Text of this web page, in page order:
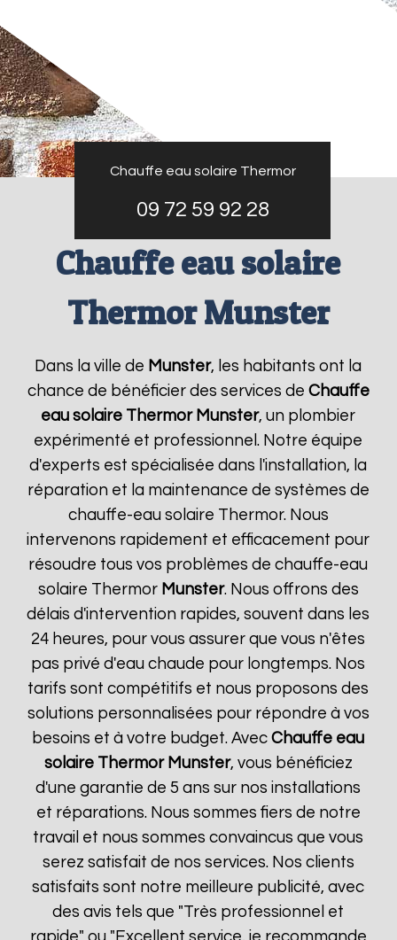
Chauffe eau solaire Thermor
09 72 59 92 28
Chauffe eau solaire
Thermor Munster
Dans la ville de Munster, les habitants ont la
chance de bénéficier des services de Chauffe
eau solaire Thermor Munster, un plombier
expérimenté et professionnel. Notre équipe
d'experts est spécialisée dans l'installation, la
réparation et la maintenance de systèmes de
chauffe-eau solaire Thermor. Nous
intervenons rapidement et efficacement pour
résoudre tous vos problèmes de chauffe-eau
solaire Thermor Munster. Nous offrons des
délais d'intervention rapides, souvent dans les
24 heures, pour vous assurer que vous n'êtes
pas privé d'eau chaude pour longtemps. Nos
tarifs sont compétitifs et nous proposons des
solutions personnalisées pour répondre à vos
besoins et à votre budget. AvecChauffe eau
solaire Thermor Munster, vous bénéficiez
d'une garantie de 5 ans sur nos installations
et réparations. Nous sommes fiers de notre
travail et nous sommes convaincus que vous
serez satisfait de nos services. Nos clients
satisfaits sont notre meilleure publicité, avec
des avis tels que "Très professionnel et